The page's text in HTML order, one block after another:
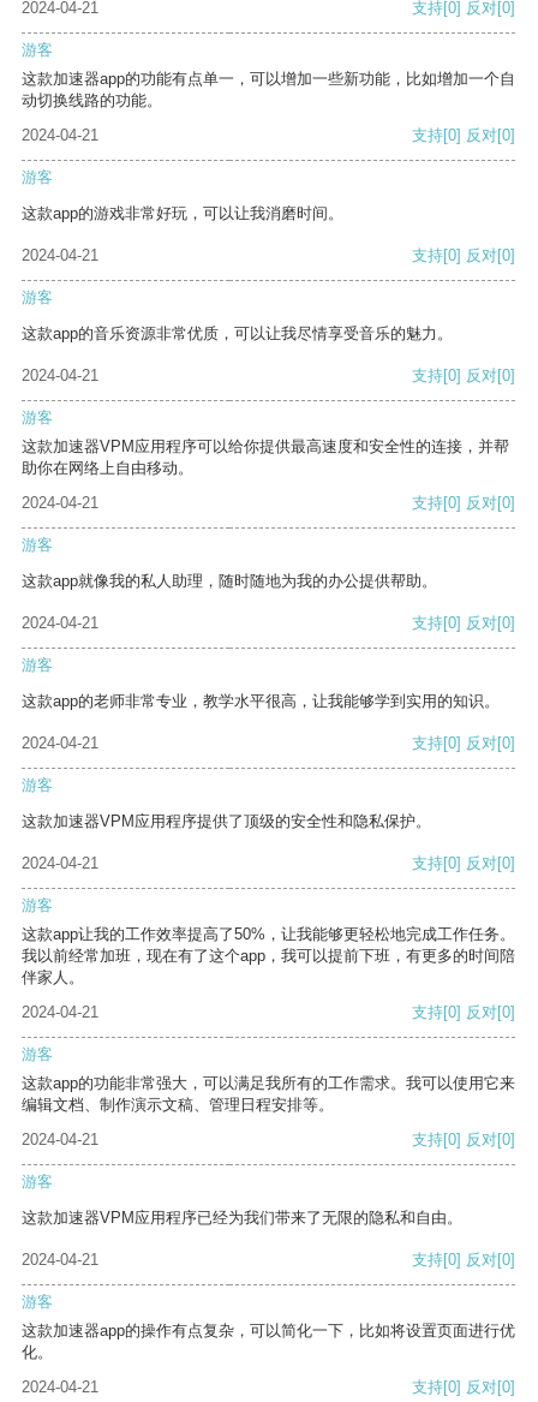
2024-04-21 支持[0] 反对[0]
游客
这款加速器app的功能有点单一，可以增加一些新功能，比如增加一个自
动切换线路的功能。
2024-04-21
支持[0] 反对[0]
游客
这款app的游戏非常好玩，可以让我消磨时间。
2024-04-21 支持[0] 反对[0]
游客
这款app的音乐资源非常优质，可以让我尽情享受音乐的魅力。
2024-04-21 支持[0] 反对[0]
游客
这款加速器VPM应用程序可以给你提供最高速度和安全性的连接，并帮
助你在网络上自由移动。
2024-04-21
支持[0] 反对[0]
游客
这款app就像我的私人助理，随时随地为我的办公提供帮助。
2024-04-21 支持[0] 反对[0]
游客
这款app的老师非常专业，教学水平很高，让我能够学到实用的知识。
2024-04-21 支持[0] 反对[0]
游客
这款加速器VPM应用程序提供了顶级的安全性和隐私保护。
2024-04-21 支持[0] 反对[0]
游客
这款app让我的工作效率提高了50%，让我能够更轻松地完成工作任务。
我以前经常加班，现在有了这个app，我可以提前下班，有更多的时间陪
伴家人。
2024-04-21
支持[0] 反对[0]
游客
这款app的功能非常强大，可以满足我所有的工作需求。我可以使用它来
编辑文档、制作演示文稿、管理日程安排等。
2024-04-21
支持[0] 反对[0]
游客
这款加速器VPM应用程序已经为我们带来了无限的隐私和自由。
2024-04-21 支持[0] 反对[0]
游客
这款加速器app的操作有点复杂，可以简化一下，比如将设置页面进行优
化。
2024-04-21
支持[0] 反对[0]